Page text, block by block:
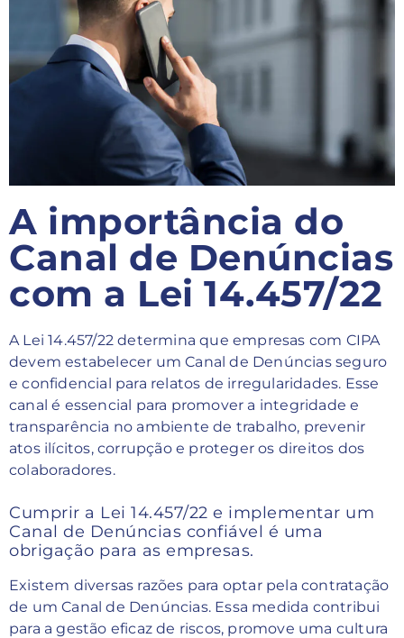
A importância do
Canal de Denúncias
com a Lei 14.457/22
A Lei 14.457/22 determina que empresas com CIPA
devem estabelecer um Canal de Denúncias seguro
e confidencial para relatos de irregularidades. Esse
canal é essencial para promover a integridade e
transparência no ambiente de trabalho, prevenir
atos ilícitos, corrupção e proteger os direitos dos
colaboradores.
Cumprir a Lei 14.457/22 e implementar um
Canal de Denúncias confiável é uma
obrigação para as empresas.
Existem diversas razões para optar pela contratação
de um Canal de Denúncias. Essa medida contribui
para a gestão eficaz de riscos, promove uma cultura